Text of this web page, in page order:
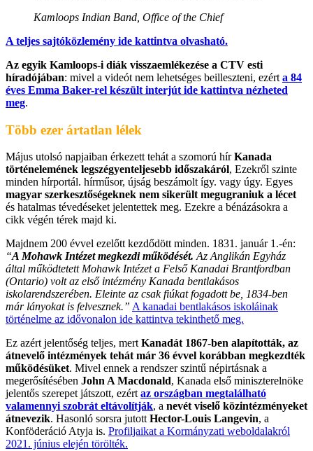
Kamloops Indian Band, Office of the Chief
A teljes sajtóközlemény ide kattintva olvasható.
Az egyik Kamloops-i diák visszaemlékezése a CTV esti
híradójában: mivel a videót nem lehetséges beilleszteni, ezért a 84
éves Emma Baker-rel készült interjút ide kattintva nézheted
meg.
Több ezer ártatlan lélek
Május utolsó napjaiban érkezett tehát a szomorú hírKanada
történelemének legszégyenteljesebb időszakáról, Ezekről szinte
minden hírportál. hírműsor, újság beszámolt így. vagy úgy. Egyes
magyar szerkesztőségeknek nem sikerült megugraniuk a lécet
és hatalmas tévedéseket jelentettek meg. Ezekre a bénázásokra a
cikk végén térek majd ki.
Majdnem 200 évvel ezelőtt kezdődött minden. 1831. január 1.-én:
“A Mohawk Intézet megkezdi működését. Az Anglikán Egyház
által működtetett Mohawk Intézet a Felső Kanadai Brantfordban
(Ontario) volt az első intézmény Kanada bentlakásos
iskolarendszerében. Eleinte az csak fiúkat fogadott be, 1834-ben
már lányokat is felvesznek.” A kanadai bentlakásos iskoláinak
történelme az idővonalon ide kattintva tekinthető meg.
Ez azért jelentőség teljes, mertKanadát 1867-ben alapították, az
átnevelő intézmények tehát már 36 évvel korábban megkezdték
működésüket. Mivel ennek a rendszer szintű népirtásnak a
megerősítésében John A Macdonald, Kanada első miniszterelnöke
jelentős szerepet játszott, ezértaz országban megtalálható
valamennyi szobrát eltávolítják, a nevét viselő közintézményeket
átnevezik. Hasonló sorsra jutottHector-Louis Langevin, a
Konföderáció Atyja is. Profiljaikat a Kormányzati weboldalakról
2021. június elején törölték.